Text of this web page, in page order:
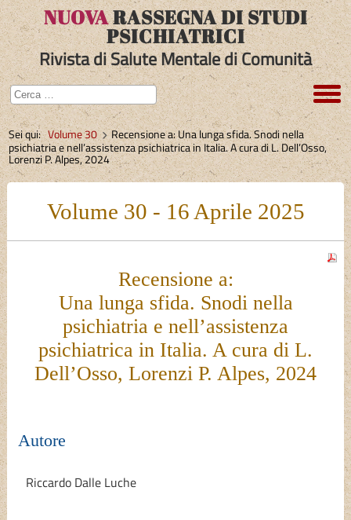
NUOVARASSEGNA DI STUDI
PSICHIATRICI
Rivista di Salute Mentale di Comunità
Sei qui:Volume 30
Recensione a: Una lunga sfida. Snodi nella
psichiatria e nell’assistenza psichiatrica in Italia. A cura di L. Dell’Osso,
Lorenzi P. Alpes, 2024
Volume 30 - 16 Aprile 2025
Recensione a:
Una lunga sfida. Snodi nella
psichiatria e nell’assistenza
psichiatrica in Italia. A cura di L.
Dell’Osso, Lorenzi P. Alpes, 2024
Autore
Riccardo Dalle Luche